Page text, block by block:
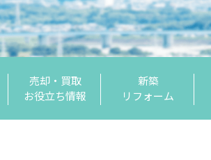
売却・買取
お役立ち情報
新築
リフォーム